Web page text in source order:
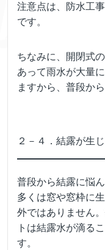
注意点は、防水工
です。
ちなみに、開閉式
あって雨水が大量
ますから、普段か
２－４．結露が生
普段から結露に悩
多くは窓や窓枠に
外ではありません
トは結露水が滴る
す。